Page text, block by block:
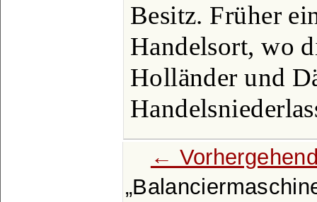
Besitz. Früher
Handelsort, wo
Holländer und
←